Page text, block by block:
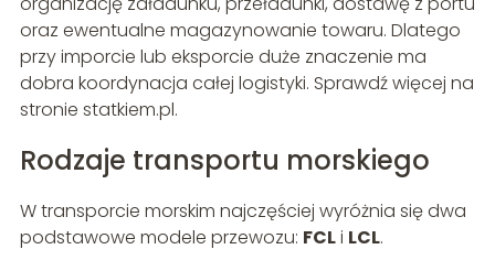
oraz ewentualne magazynowanie towaru. Dlatego
przy imporcie lub eksporcie duże znaczenie ma
dobra koordynacja całej logistyki. Sprawdź więcej na
stronie statkiem.pl.
Rodzaje transportu morskiego
W transporcie morskim najczęściej wyróżnia się dwa
podstawowe modele przewozu: FCLi LCL.